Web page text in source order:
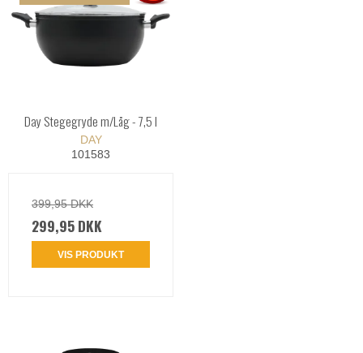
Day Stegegryde m/Låg - 7,5 l
DAY
101583
399,95 DKK
299,95 DKK
VIS PRODUKT